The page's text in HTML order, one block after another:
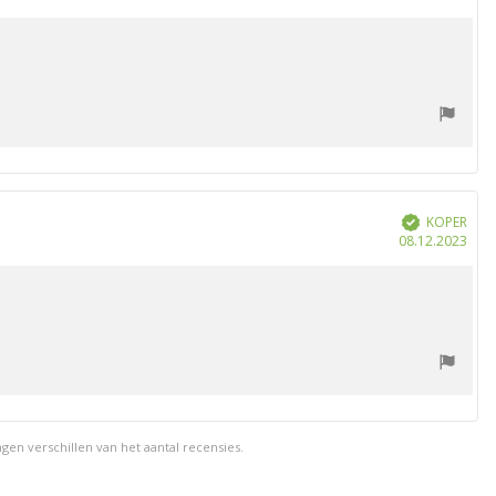
Geverifieerd
KOPER
08.12.2023
verschillen van het aantal recensies.